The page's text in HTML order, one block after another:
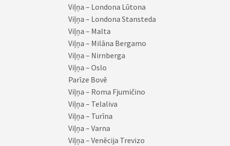
Viļņa – Londona Lūtona
Viļņa – Londona Stansteda
Viļņa – Malta
Viļņa – Milāna Bergamo
Viļņa – Nirnberga
Viļņa – Oslo
Parīze Bovē
Viļņa – Roma Fjumičino
Viļņa – Telaliva
Viļņa – Turīna
Viļņa – Varna
Viļņa – Venēcija Trevizo